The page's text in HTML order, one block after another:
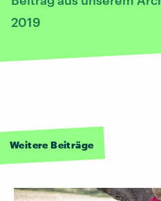
2019
Weitere Beiträge